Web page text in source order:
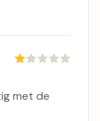
met de